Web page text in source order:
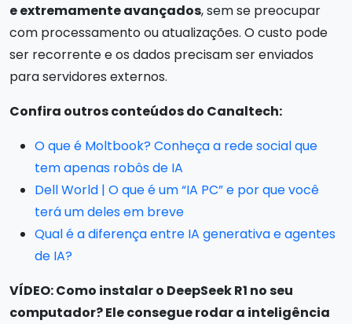
e extremamente avançados, sem se preocupar
com processamento ou atualizações. O custo pode
ser recorrente e os dados precisam ser enviados
para servidores externos.
Confira outros conteúdos do Canaltech:
O que é Moltbook? Conheça a rede social que
tem apenas robôs de IA
Dell World | O que é um “IA PC” e por que você
terá um deles em breve
Qual é a diferença entre IA generativa e agentes
de IA?
VÍDEO: Como instalar o DeepSeek R1 no seu
computador? Ele consegue rodar a inteligência